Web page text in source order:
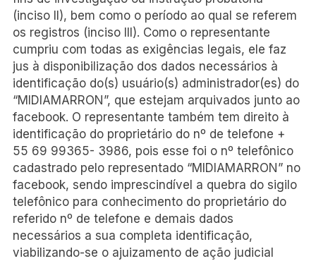
(inciso II), bem como o período ao qual se referem
os registros (inciso III). Como o representante
cumpriu com todas as exigências legais, ele faz
jus à disponibilização dos dados necessários à
identificação do(s) usuário(s) administrador(es) do
“MIDIAMARRON”, que estejam arquivados junto ao
facebook. O representante também tem direito à
identificação do proprietário do nº de telefone +
55 69 99365- 3986, pois esse foi o nº telefônico
cadastrado pelo representado “MIDIAMARRON” no
facebook, sendo imprescindível a quebra do sigilo
telefônico para conhecimento do proprietário do
referido nº de telefone e demais dados
necessários a sua completa identificação,
viabilizando-se o ajuizamento de ação judicial